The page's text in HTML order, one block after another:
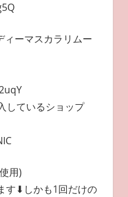
ィーマスカラリムー
しているショップ
用)
す⬇︎しかも1回だけの